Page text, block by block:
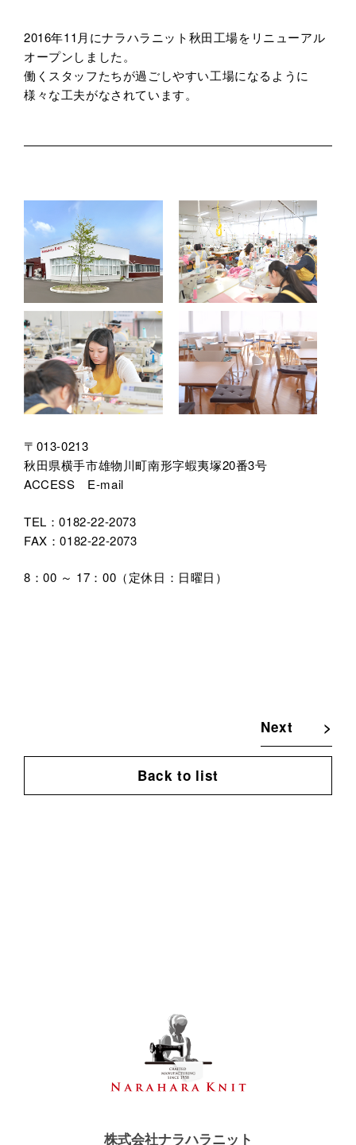
2016年11月にナラハラニット秋田工場をリニューアル
オープンしました。
働くスタッフたちが過ごしやすい工場になるように
様々な工夫がなされています。
〒013-0213
秋田県横手市雄物川町南形字蝦夷塚20番3号
ACCESS
E-mail
TEL：0182-22-2073
FAX：0182-22-2073
8：00 ～ 17：00（定休日：日曜日）
Back to list
Next
株式会社ナラハラニット